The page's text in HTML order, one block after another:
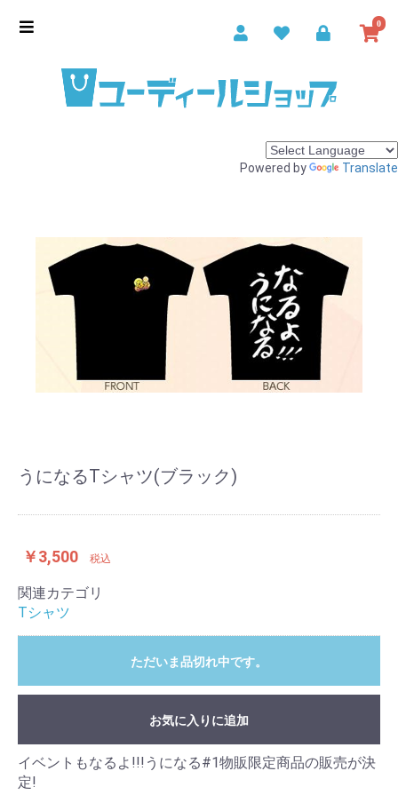
0
Powered by Translate
うになるTシャツ(ブラック)
￥3,500 税込
関連カテゴリ
Tシャツ
ただいま品切れ中です。
お気に入りに追加
イベントもなるよ!!!うになる#1物販限定商品の販売が決
定!